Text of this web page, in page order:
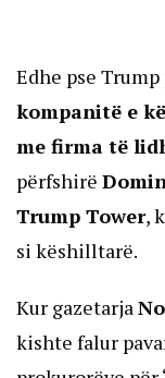
Edhe pse
kompanitë e
me firma të
përfshirë
Trump Tower,
si këshilltarë.
Kur gazetarja
kishte falur